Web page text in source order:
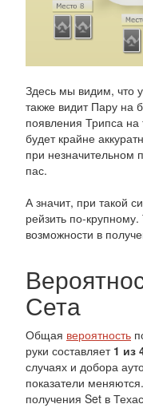
Здесь мы видим, что
также видит Пару на
появления Трипса
будет крайне
при незначительном
пас.
А значит, при такой
рейзить по-
возможности в
Сета
Общая вероятность
руки составляет 1 из
случаях и добора
показатели
получения Set в